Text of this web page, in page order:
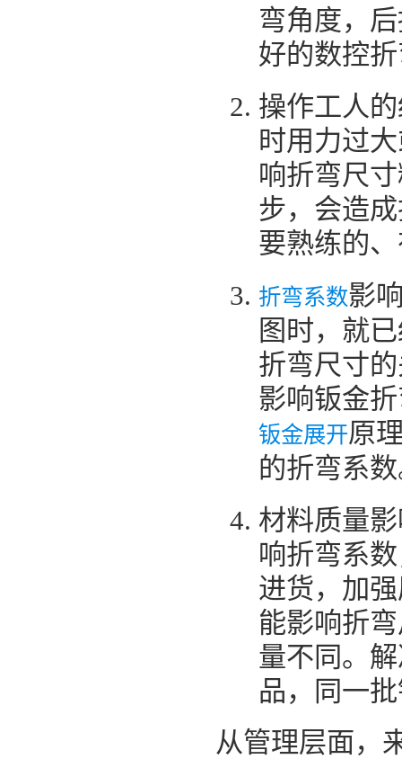
弯角度，
好的数控
操作工人
时用力过
响折弯尺
步，会造
要熟练的
折弯系数影
图时，就
折弯尺寸
影响钣金
钣金展开原
的折弯系
材料质量
响折弯系
进货，加
能影响折
量不同。
品，同一
从管理层面，